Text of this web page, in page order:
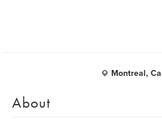
Montreal,
About